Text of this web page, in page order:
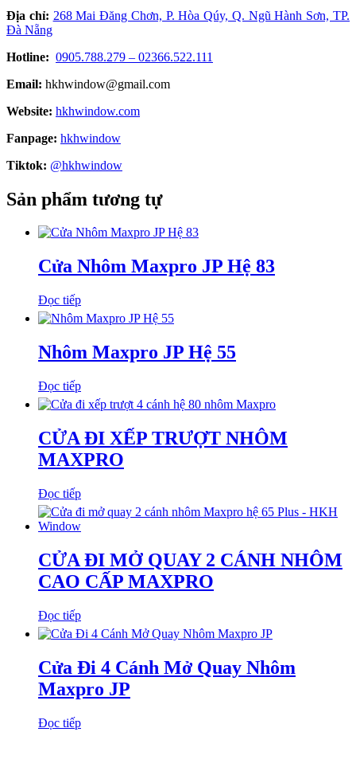
Địa chỉ: 268 Mai Đăng Chơn, P. Hòa Qúy, Q. Ngũ Hành Sơn, TP.
Đà Nẵng
Hotline: 0905.788.279 – 02366.522.111
Email: hkhwindow@gmail.com
Website: hkhwindow.com
Fanpage: hkhwindow
Tiktok: @hkhwindow
Sản phẩm tương tự
Cửa Nhôm Maxpro JP Hệ 83
Đọc tiếp
Nhôm Maxpro JP Hệ 55
Đọc tiếp
CỬA ĐI XẾP TRƯỢT NHÔM
MAXPRO
Đọc tiếp
CỬA ĐI MỞ QUAY 2 CÁNH NHÔM
CAO CẤP MAXPRO
Đọc tiếp
Cửa Đi 4 Cánh Mở Quay Nhôm
Maxpro JP
Đọc tiếp